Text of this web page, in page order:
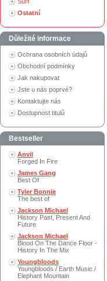
Ostatní
Důležité informace
Ochrana osobních údajů
Obchodní podmínky
Jak nakupovat
Jste u nás poprvé?
Kontaktujte nás
Dostupnost titulů
Bestseller
Anvil
Forged In Fire
James Gang
Best Of
Tyler Bonnie
The best of
Jackson Michael
History Past, Present And
Future
Jackson Michael
Blood On The Dance Floor -
History In The Mix
Youngbloods
Youngbloods / Earth Music /
Elephant Mountain